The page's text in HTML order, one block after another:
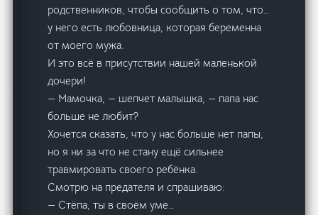
родственников, чтобы сообщить о том, что…
у него есть любовница, которая беременна
от моего мужа.
И это всё в присутствии нашей маленькой
дочери!
— Мамочка, — шепчет малышка, — папа нас
больше не любит?
Хочется сказать, что у нас больше нет папы,
но я ни за что не стану ещё сильнее
травмировать своего ребёнка.
Смотрю на предателя и спрашиваю:
— Стёпа, ты в своём уме…